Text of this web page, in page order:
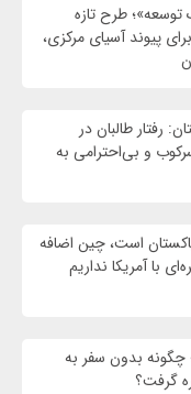
طرح تازه
پیوند آسیای مرکزی،
رفتار طالبان در
و بی‌احترامی به
است، چین اضافه
با آمریکا نداریم
چگونه بدون سفر به
گرفت؟